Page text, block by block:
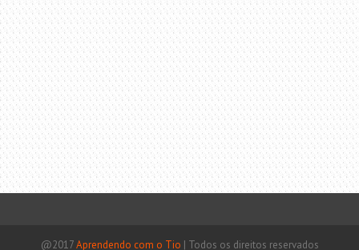
@2017Aprendendo com o Tio | Todos os direitos reservados